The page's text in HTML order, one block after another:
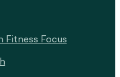
Fitness Focus